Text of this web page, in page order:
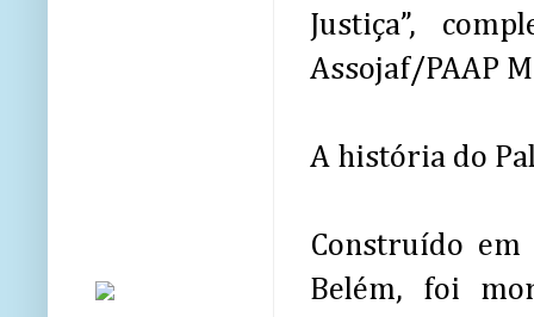
Justiça”,
Assojaf/PAAP
A história do
Construído
Belém, foi